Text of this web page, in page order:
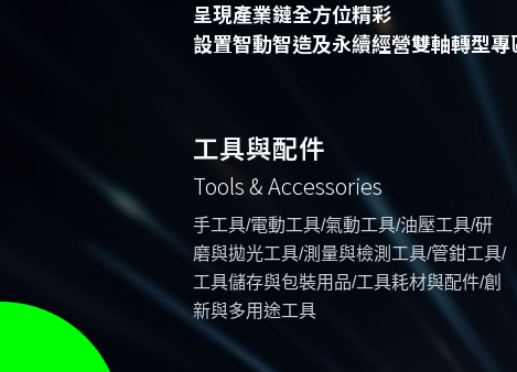
呈現產業鏈全方位精彩
設置智動智造及永續經營雙軸轉型專
工具與配件
Tools & Accessories
手工具/電動工具/氣動工具/油壓工具/研
磨與拋光工具/測量與檢測工具/管鉗工具/
工具儲存與包裝用品/工具耗材與配件/創
新與多用途工具